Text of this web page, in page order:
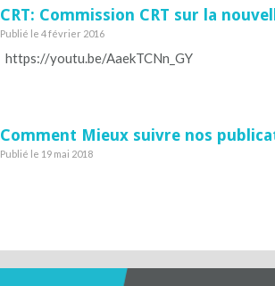
CRT: Commission CRT sur la
Publié le 4 février 2016
https://youtu.be/AaekTCNn_GY
Comment Mieux suivre nos
Publié le 19 mai 2018